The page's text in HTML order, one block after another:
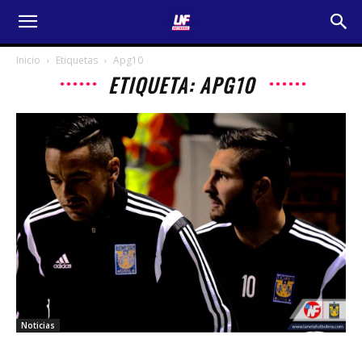
Inicio Etiquetas Apg10
ETIQUETA: APG10
Noticias